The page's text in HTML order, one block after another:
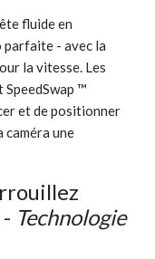
fluide en
parfaite - avec la
la vitesse. Les
™
et de positionner
caméra une
Technologie